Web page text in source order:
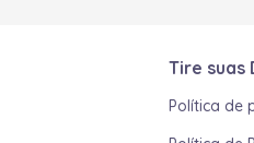
Tire suas
Política de